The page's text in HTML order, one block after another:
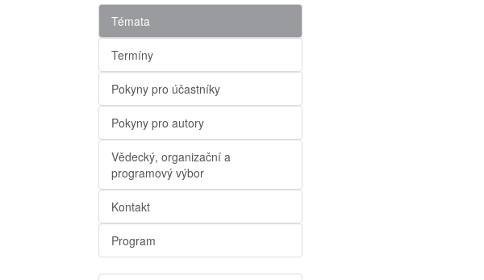
Témata
Termíny
Pokyny pro účastníky
Pokyny pro autory
Vědecký, organizační a
programový výbor
Kontakt
Program